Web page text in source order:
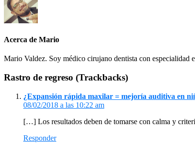
Acerca de Mario
Mario Valdez. Soy médico cirujano dentista con especialidad
Interacciones
lector
Rastro de regreso (Trackbacks)
¿Expansión rápida maxilar = mejoría auditiva en
08/02/2018 a las 10:22 am
[…] Los resultados deben de tomarse con calma y
Responder